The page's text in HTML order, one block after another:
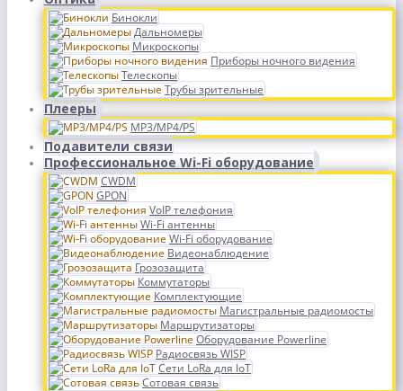
Бинокли
Дальномеры
Микроскопы
Приборы ночного видения
Телескопы
Трубы зрительные
Плееры
MP3/MP4/PS
Подавители связи
Профессиональное Wi-Fi оборудование
CWDM
GPON
VoIP телефония
Wi-Fi антенны
Wi-Fi оборудование
Видеонаблюдение
Грозозащита
Коммутаторы
Комплектующие
Магистральные радиомосты
Маршрутизаторы
Оборудование Powerline
Радиосвязь WISP
Сети LoRa для IoT
Сотовая связь